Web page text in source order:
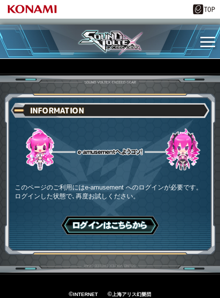
INFORMATION
このページのご利用にはe-amusement へのログインが必要です。
ログインした状態で､再度お試しください。
ログインはこちら
©INTERNET ©上海アリス幻樂団